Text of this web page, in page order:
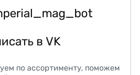
в VK
по ассортименту, поможем